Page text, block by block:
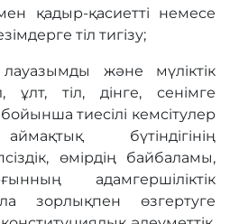
қадыр-қасиеттi немесе
тiл тигiзу;
лауазымды және мүлiктiк
ұлт, тiл, дiнге, сенiмге
тиесiлi кемсiтулер
бүтiндiгiнiң
өмiрдiң байбаламы,
адамгершiлiктiк
зорлықпен өзгертуге